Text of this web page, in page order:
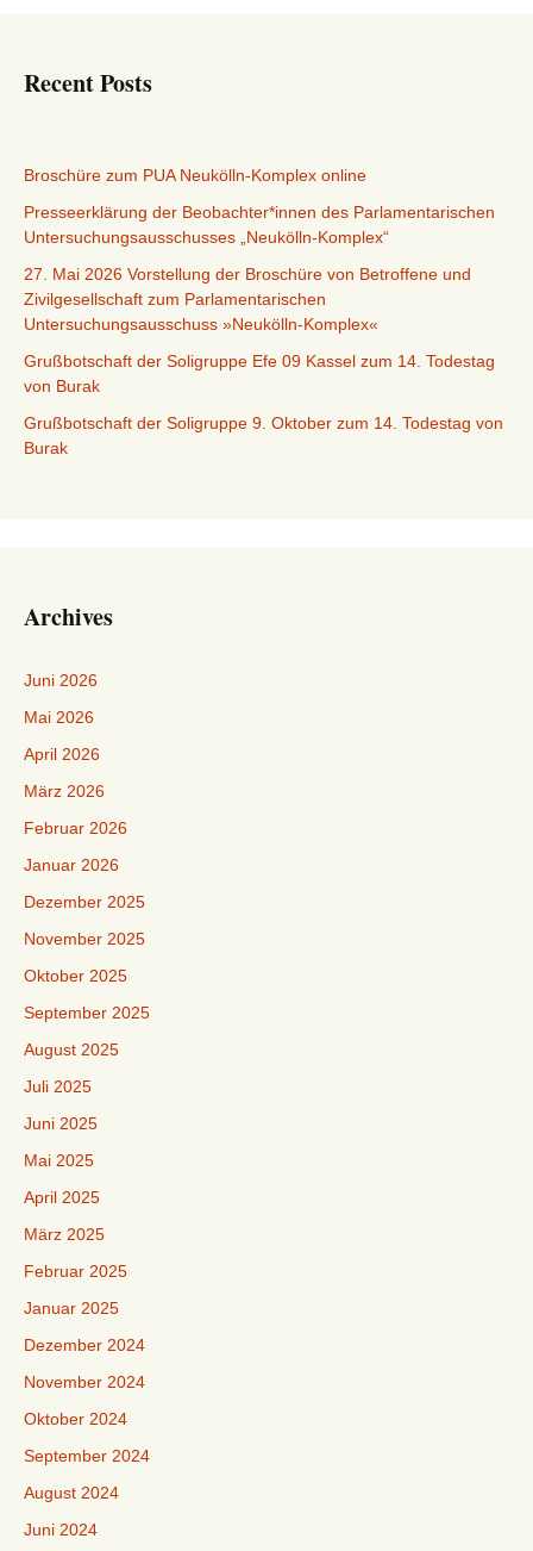
Recent Posts
Broschüre zum PUA Neukölln-Komplex online
Presseerklärung der Beobachter*innen des Parlamentarischen
Untersuchungsausschusses „Neukölln-Komplex“
27. Mai 2026 Vorstellung der Broschüre von Betroffene und
Zivilgesellschaft zum Parlamentarischen
Untersuchungsausschuss »Neukölln-Komplex«
Grußbotschaft der Soligruppe Efe 09 Kassel zum 14. Todestag
von Burak
Grußbotschaft der Soligruppe 9. Oktober zum 14. Todestag von
Burak
Archives
Juni 2026
Mai 2026
April 2026
März 2026
Februar 2026
Januar 2026
Dezember 2025
November 2025
Oktober 2025
September 2025
August 2025
Juli 2025
Juni 2025
Mai 2025
April 2025
März 2025
Februar 2025
Januar 2025
Dezember 2024
November 2024
Oktober 2024
September 2024
August 2024
Juni 2024